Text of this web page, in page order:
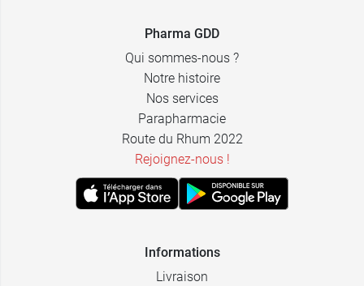
Pharma GDD
Qui sommes-nous ?
Notre histoire
Nos services
Parapharmacie
Route du Rhum 2022
Rejoignez-nous !
Informations
Livraison